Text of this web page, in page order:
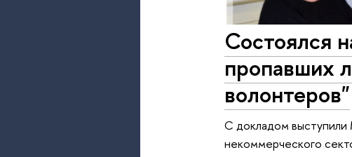
Состоялся
пропавших
волонтеров"
С докладом выступили
некоммерческого